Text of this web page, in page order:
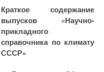
Краткое содержание
выпусков «Научно-
прикладного
справочника по климату
СССР»
и выраженные в устойчивой
валюте (USD) и
представлены в табл. 2. Как
видно из таблицы, удельные
затраты по ГНС
напора (времени
фильтрования) в фильтре от
массы задержанных
взвешенных веществ,
содержащей хлопьевидные